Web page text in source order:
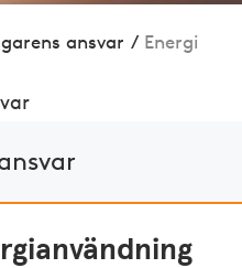
ansvar / Energi